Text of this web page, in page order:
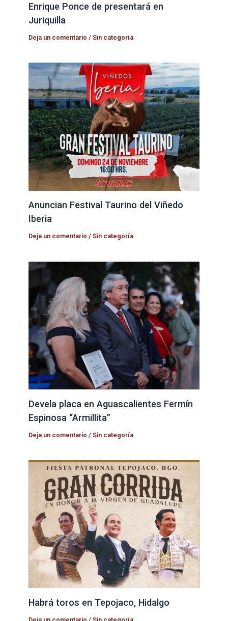
Enrique Ponce de presentará en
Juriquilla
Deja un comentario /Sin categoría
Anuncian Festival Taurino del Viñedo
Iberia
Deja un comentario /Sin categoría
Devela placa en Aguascalientes Fermín
Espinosa “Armillita”
Deja un comentario /Sin categoría
Habrá toros en Tepojaco, Hidalgo